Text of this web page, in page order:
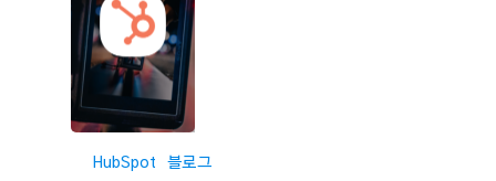
HubSpot 블로그